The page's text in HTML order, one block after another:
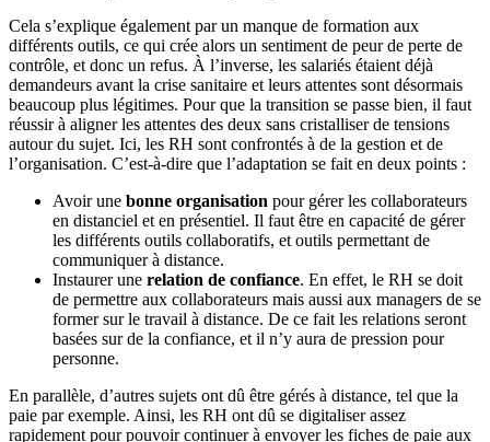
Cela s’explique également par un manque de formation aux
différents outils, ce qui crée alors un sentiment de peur de perte de
contrôle, et donc un refus. À l’inverse, les salariés étaient déjà
demandeurs avant la crise sanitaire et leurs attentes sont désormais
beaucoup plus légitimes. Pour que la transition se passe bien, il faut
réussir à aligner les attentes des deux sans cristalliser de tensions
autour du sujet. Ici, les RH sont confrontés à de la gestion et de
l’organisation. C’est-à-dire que l’adaptation se fait en deux points :
Avoir une bonne organisation pour gérer les collaborateurs
en distanciel et en présentiel. Il faut être en capacité de gérer
les différents outils collaboratifs, et outils permettant de
communiquer à distance.
Instaurer une relation de confiance. En effet, le RH se doit
de permettre aux collaborateurs mais aussi aux managers de se
former sur le travail à distance. De ce fait les relations seront
basées sur de la confiance, et il n’y aura de pression pour
personne.
En parallèle, d’autres sujets ont dû être gérés à distance, tel que la
paie par exemple. Ainsi, les RH ont dû se digitaliser assez
rapidement pour pouvoir continuer à envoyer les fiches de paie aux